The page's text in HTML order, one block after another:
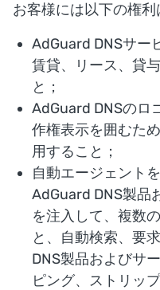
お客様には以下の権利
AdGuard DNSサー
賃貸、リース、貸
と；
AdGuard DNSのロ
作権表示を囲むた
用すること；
自動エージェント
AdGuard DNS製品
を注入して、複数
と、自動検索、要
DNS製品およびサ
ピング、ストリッ